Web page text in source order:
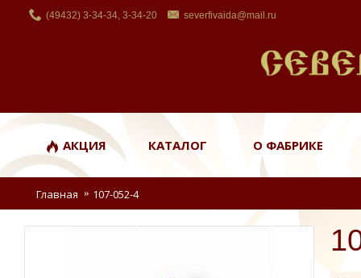
(49432) 3-34-34, 3-34-20 severfivaida@mail.ru
АКЦИЯ КАТАЛОГ О ФАБРИКЕ
Главная 107-052-4